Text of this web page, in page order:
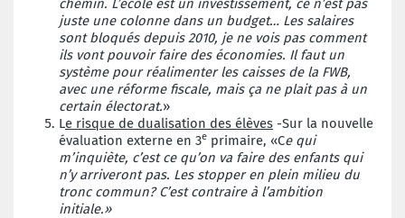
chemin. L’école est un investissement, ce n’est pas
juste une colonne dans un budget… Les salaires
sont bloqués depuis 2010, je ne vois pas comment
ils vont pouvoir faire des économies. Il faut un
système pour réalimenter les caisses de la FWB,
avec une réforme fiscale, mais ça ne plait pas à un
certain électorat.»
Le risque de dualisation des élèves -Sur la nouvelle
évaluation externe en 3e primaire, «Ce qui
m’inquiète, c’est ce qu’on va faire des enfants qui
n’y arriveront pas. Les stopper en plein milieu du
tronc commun? C’est contraire à l’ambition
initiale.»